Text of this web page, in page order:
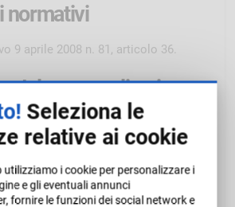
normativi
9 aprile 2008 n. 81, articolo 36.
del corso online in e-
e piano di
in azienda - 30 minuti
piano di evacuazione
Seleziona le
relative ai cookie
utilizziamo i cookie per personalizzare i
e gli eventuali annunci
fornire le funzioni dei social network e